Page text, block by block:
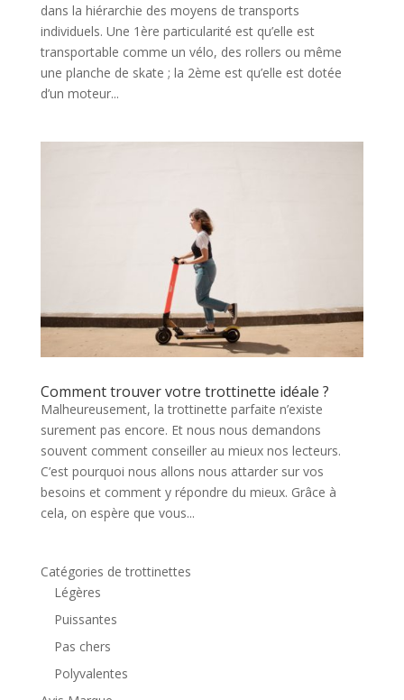
dans la hiérarchie des moyens de transports
individuels. Une 1ère particularité est qu’elle est
transportable comme un vélo, des rollers ou même
une planche de skate ; la 2ème est qu’elle est dotée
d’un moteur...
Comment trouver votre trottinette idéale ?
Malheureusement, la trottinette parfaite n’existe
surement pas encore. Et nous nous demandons
souvent comment conseiller au mieux nos lecteurs.
C’est pourquoi nous allons nous attarder sur vos
besoins et comment y répondre du mieux. Grâce à
cela, on espère que vous...
Catégories de trottinettes
Légères
Puissantes
Pas chers
Polyvalentes